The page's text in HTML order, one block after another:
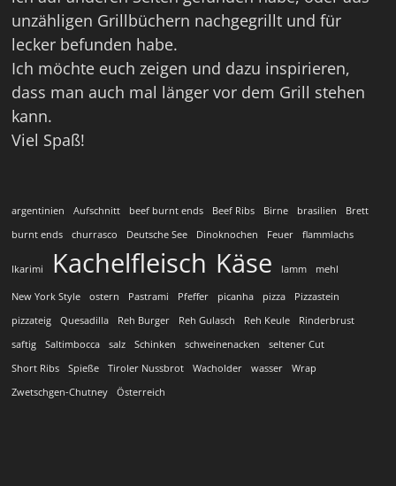
unzähligen Grillbüchern nachgegrillt und für
lecker befunden habe.
Ich möchte euch zeigen und dazu inspirieren,
dass man auch mal länger vor dem Grill stehen
kann.
Viel Spaß!
argentinien Aufschnitt beef burnt ends Beef Ribs Birne brasilien
Brett
burnt ends
churrasco Deutsche See Dinoknochen Feuer flammlachs
Ikarimi Kachelfleisch Käse lamm mehl
New York Style ostern Pastrami Pfeffer picanha pizza
Pizzastein
pizzateig
Quesadilla Reh Burger Reh Gulasch Reh Keule
Rinderbrust
saftig
Saltimbocca salz Schinken schweinenacken
seltener Cut
Short Ribs
Spieße Tiroler Nussbrot Wacholder wasser
Wrap
Zwetschgen-Chutney
Österreich